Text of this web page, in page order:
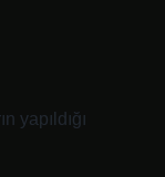
yapıldığı